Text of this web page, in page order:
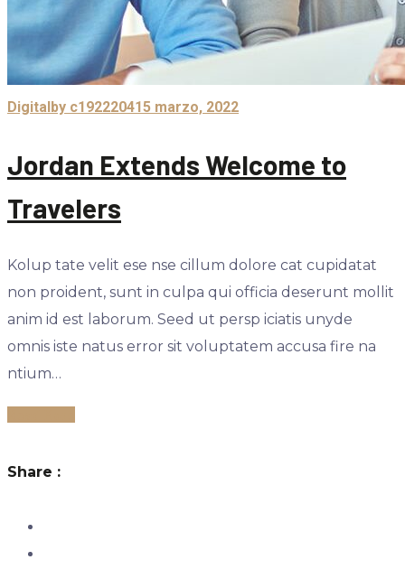
Digitalby c192220415 marzo, 2022
Jordan Extends Welcome to
Travelers
Kolup tate velit ese nse cillum dolore cat cupidatat
non proident, sunt in culpa qui officia deserunt mollit
anim id est laborum. Seed ut persp iciatis unyde
omnis iste natus error sit voluptatem accusa fire na
ntium…
Share :